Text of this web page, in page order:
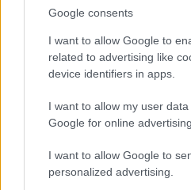
Google consents
I want to allow Google to
related to advertising like
device identifiers in apps.
I want to allow my user
Google for online
I want to allow Google to
personalized advertising.
Facebook-
esemény:https://
Címkék:ajánló hirdetés koncert
barba negra